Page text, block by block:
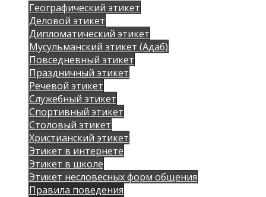
Географический этикет
Деловой этикет
Дипломатический этикет
Мусульманский этикет (Адаб)
Повседневный этикет
Праздничный этикет
Речевой этикет
Служебный этикет
Спортивный этикет
Столовый этикет
Христианский этикет
Этикет в интернете
Этикет в школе
Этикет несловесных форм общения
Правила поведения